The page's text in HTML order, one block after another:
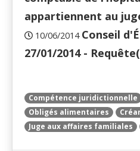
appartiennent au
10/06/2014 Conseil
27/01/2014 -
Compétence juridictionnelle
Obligés alimentaires
Juge aux affaires familiales